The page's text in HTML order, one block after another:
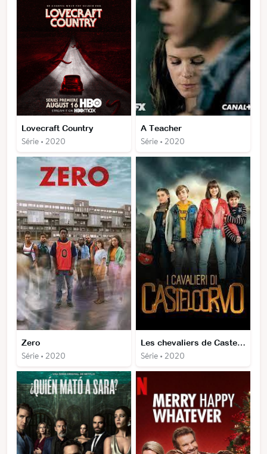
Lovecraft Country
Série • 2020
A Teacher
Série • 2020
Zero
Série • 2020
Les chevaliers de Castelcorvo
Série • 2020